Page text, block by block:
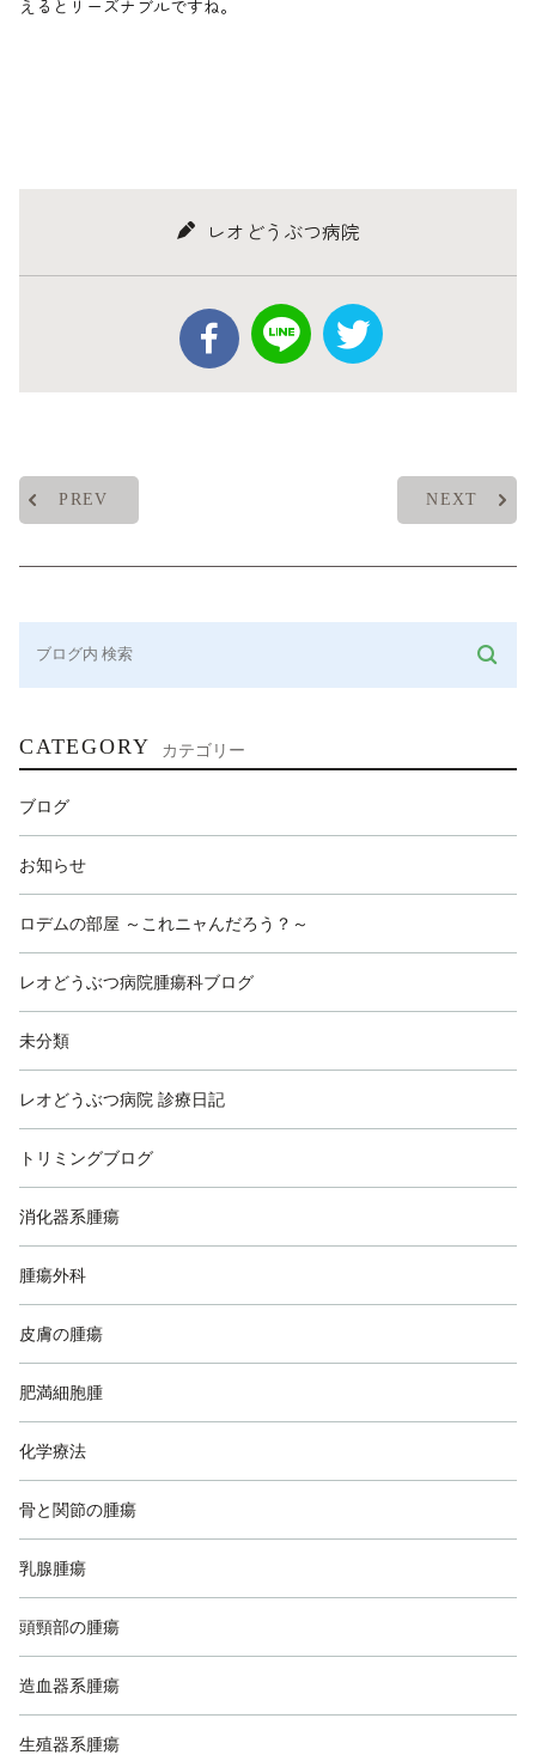
えるとリーズナブルですね。
レオどうぶつ病院
PREV NEXT
CATEGORY カテゴリー
ブログ
お知らせ
ロデムの部屋 ～これニャんだろう？～
レオどうぶつ病院腫瘍科ブログ
未分類
レオどうぶつ病院 診療日記
トリミングブログ
消化器系腫瘍
腫瘍外科
皮膚の腫瘍
肥満細胞腫
化学療法
骨と関節の腫瘍
乳腺腫瘍
頭頸部の腫瘍
造血器系腫瘍
生殖器系腫瘍